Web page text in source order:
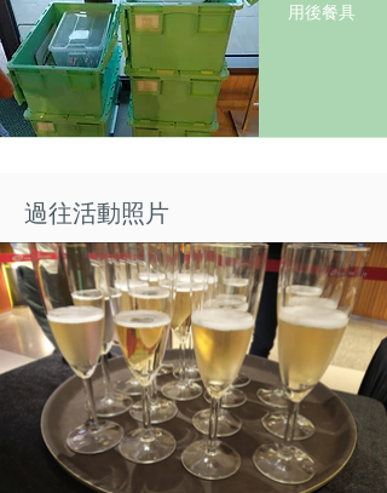
用後餐具
過往活動照片